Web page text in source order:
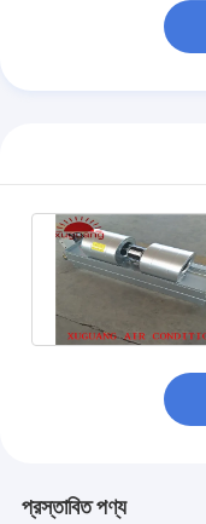
প্রস্তাবিত পণ্য